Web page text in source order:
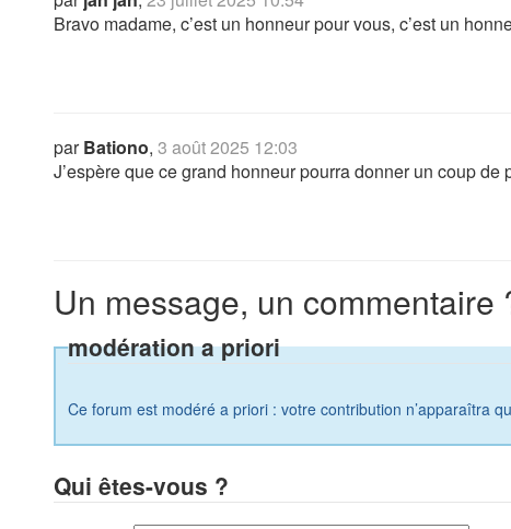
Bravo madame, c’est un honneur pour vous, c’est un
parBationo, 3 août 2025 12:03
J’espère que ce grand honneur pourra donner un coup
Un message, un commentaire
modération a priori
Ce forum est modéré a priori : votre contribution n’apparaîtra
Qui êtes-vous ?